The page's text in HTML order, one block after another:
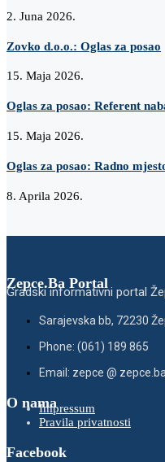
2. Juna 2026.
Zovko d.o.o.: Oglas za posao
15. Maja 2026.
Oglas za posao: Referent
15. Maja 2026.
Oglas za posao: Radno
8. Aprila 2026.
Zepce.Ba Portal
Gradski informativni portal
Sarajevska bb, 72230
Phone: (061) 189 865
Email: zepce @
O namaImpressum
Pravila privatnosti
Facebook